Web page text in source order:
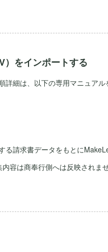
）をインポートする
細は、以下の専用マニュアル
る請求書データをもとに
容は商奉行側へは反映されま